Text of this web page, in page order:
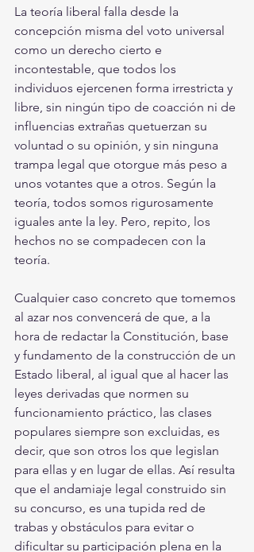
La teoría liberal falla desde la
concepción misma del voto universal
como un derecho cierto e
incontestable, que todos los
individuos ejercenen forma irrestricta y
libre, sin ningún tipo de coacción ni de
influencias extrañas quetuerzan su
voluntad o su opinión, y sin ninguna
trampa legal que otorgue más peso a
unos votantes que a otros. Según la
teoría, todos somos rigurosamente
iguales ante la ley. Pero, repito, los
hechos no se compadecen con la
teoría.
Cualquier caso concreto que tomemos
al azar nos convencerá de que, a la
hora de redactar la Constitución, base
y fundamento de la construcción de un
Estado liberal, al igual que al hacer las
leyes derivadas que normen su
funcionamiento práctico, las clases
populares siempre son excluidas, es
decir, que son otros los que legislan
para ellas y en lugar de ellas. Así resulta
que el andamiaje legal construido sin
su concurso, es una tupida red de
trabas y obstáculos para evitar o
dificultar su participación plena en la